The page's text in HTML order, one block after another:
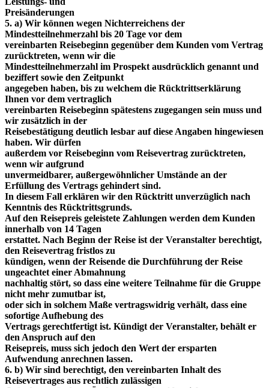
Preisänderungen
5. a) Wir können wegen Nichterreichens der
Mindestteilnehmerzahl bis 20 Tage vor dem
vereinbarten Reisebeginn gegenüber dem Kunden vom Vertrag
zurücktreten, wenn wir die
Mindestteilnehmerzahl im Prospekt ausdrücklich genannt und
beziffert sowie den Zeitpunkt
angegeben haben, bis zu welchem die Rücktrittserklärung
Ihnen vor dem vertraglich
vereinbarten Reisebeginn spätestens zugegangen sein muss und
wir zusätzlich in der
Reisebestätigung deutlich lesbar auf diese Angaben hingewiesen
haben. Wir dürfen
außerdem vor Reisebeginn vom Reisevertrag zurücktreten,
wenn wir aufgrund
unvermeidbarer, außergewöhnlicher Umstände an der
Erfüllung des Vertrags gehindert sind.
In diesem Fall erklären wir den Rücktritt unverzüglich nach
Kenntnis des Rücktrittsgrunds.
Auf den Reisepreis geleistete Zahlungen werden dem Kunden
innerhalb von 14 Tagen
erstattet. Nach Beginn der Reise ist der Veranstalter berechtigt,
den Reisevertrag fristlos zu
kündigen, wenn der Reisende die Durchführung der Reise
ungeachtet einer Abmahnung
nachhaltig stört, so dass eine weitere Teilnahme für die Gruppe
nicht mehr zumutbar ist,
oder sich in solchem Maße vertragswidrig verhält, dass eine
sofortige Aufhebung des
Vertrags gerechtfertigt ist. Kündigt der Veranstalter, behält er
den Anspruch auf den
Reisepreis, muss sich jedoch den Wert der ersparten
Aufwendung anrechnen lassen.
6. b) Wir sind berechtigt, den vereinbarten Inhalt des
Reisevertrages aus rechtlich zulässigen